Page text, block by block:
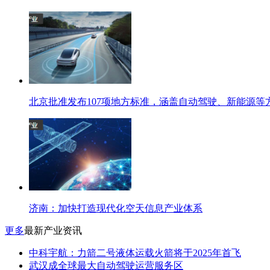
北京批准发布107项地方标准，涵盖自动驾驶、新能源等
济南：加快打造现代化空天信息产业体系
更多最新产业资讯
中科宇航：力箭二号液体运载火箭将于2025年首飞
武汉成全球最大自动驾驶运营服务区